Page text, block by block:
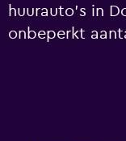
huurauto's in
onbeperkt